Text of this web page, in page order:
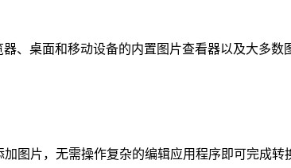
、桌面和移动设备的内置图片查看器以及大多
图片，无需操作复杂的编辑应用程序即可完成转